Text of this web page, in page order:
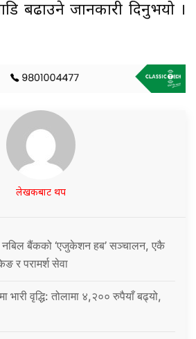
बढाउने जानकारी दिनुभयो ।
लेखकबाट थप
नबिल बैंकको ‘एजुकेशन हब’ सञ्चालन, एकै
र परामर्श सेवा
भारी वृद्धि: तोलामा ४,२०० रुपैयाँ बढ्यो,